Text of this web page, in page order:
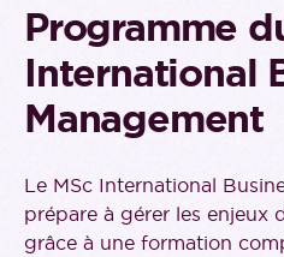
Programme
International
Management
Le MSc International
prépare à gérer les enjeux
grâce à une formation